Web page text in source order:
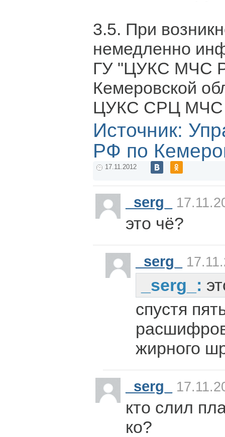
3.5. При
немедленно
ГУ "ЦУКС МЧС
Кемеровской
ЦУКС СРЦ МЧС
Источник:
РФ по
17.11.2012
_serg_
это чё?
_serg_
_serg_:
спустя
жирного
_serg_
кто слил
ко?